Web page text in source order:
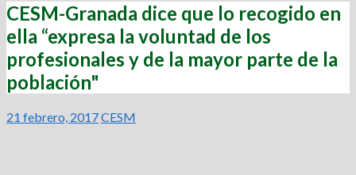
CESM-Granada dice que lo recogido en
ella “expresa la voluntad de los
profesionales y de la mayor parte de la
población"
21 febrero, 2017CESM